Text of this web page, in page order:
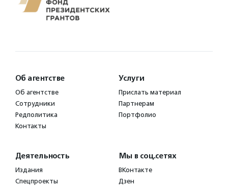
Об агентстве
Об агентстве
Сотрудники
Редполитика
Контакты
Услуги
Прислать материал
Партнерам
Портфолио
Деятельность
Издания
Спецпроекты
Мы в соц.сетях
ВКонтакте
Дзен